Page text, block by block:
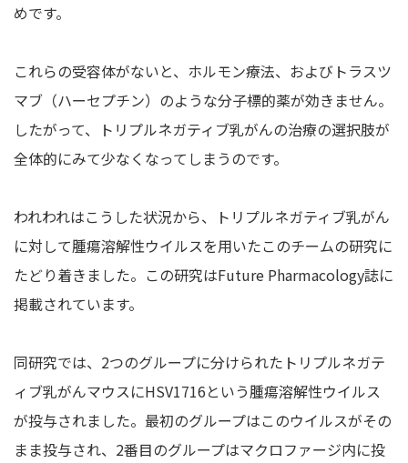
めです。
これらの受容体がないと、ホルモン療法、およびトラスツ
マブ（ハーセプチン）のような分子標的薬が効きません。
したがって、トリプルネガティブ乳がんの治療の選択肢が
全体的にみて少なくなってしまうのです。
われわれはこうした状況から、トリプルネガティブ乳がん
に対して腫瘍溶解性ウイルスを用いたこのチームの研究に
たどり着きました。この研究はFuture Pharmacology誌に
掲載されています。
同研究では、2つのグループに分けられたトリプルネガテ
ィブ乳がんマウスにHSV1716という腫瘍溶解性ウイルス
が投与されました。最初のグループはこのウイルスがその
まま投与され、2番目のグループはマクロファージ内に投